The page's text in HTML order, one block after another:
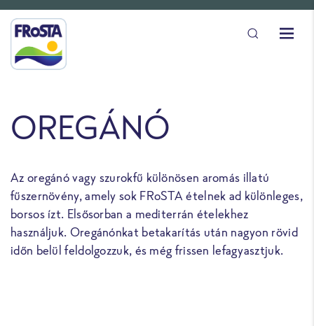
OREGÁNÓ
Az oregánó vagy szurokfű különösen aromás illatú
fűszernövény, amely sok FRoSTA ételnek ad különleges,
borsos ízt. Elsősorban a mediterrán ételekhez
használjuk. Oregánónkat betakarítás után nagyon rövid
időn belül feldolgozzuk, és még frissen lefagyasztjuk.